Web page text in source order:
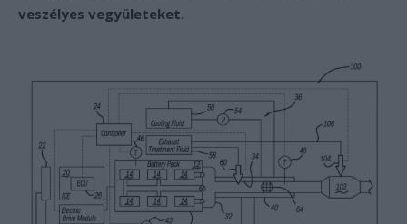
veszélyes vegyületeket.